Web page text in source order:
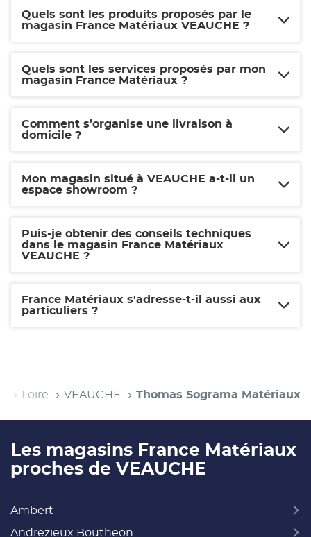
Quels sont les produits proposés par le
magasin France Matériaux VEAUCHE ?
Quels sont les services proposés par mon
magasin France Matériaux ?
Comment s’organise une livraison à
domicile ?
Mon magasin situé à VEAUCHE a-t-il un
espace showroom ?
Puis-je obtenir des conseils techniques
dans le magasin France Matériaux
VEAUCHE ?
France Matériaux s'adresse-t-il aussi aux
particuliers ?
Loire VEAUCHE Thomas Sograma Matériaux
Les magasins France Matériaux
proches de VEAUCHE
Ambert
Andrezieux Boutheon